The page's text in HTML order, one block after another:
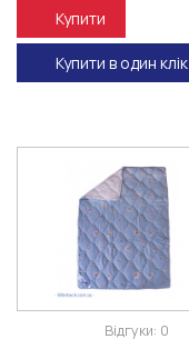
Купити
Купити в один клік
Відгуки: 0